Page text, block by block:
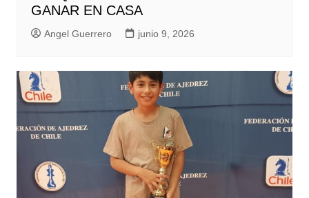
GANAR EN CASA
Angel Guerrero junio 9, 2026